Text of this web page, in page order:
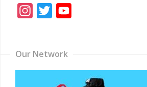
Instagram
Twitter
Our Network